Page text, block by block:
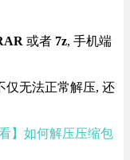
或者 7z, 手机端
仅无法正常解压, 还
】如何解压压缩包